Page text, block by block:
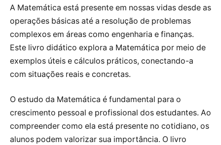
A Matemática está presente em nossas vidas desde as
operações básicas até a resolução de problemas
complexos em áreas como engenharia e finanças.
Este livro didático explora a Matemática por meio de
exemplos úteis e cálculos práticos, conectando-a
com situações reais e concretas.
O estudo da Matemática é fundamental para o
crescimento pessoal e profissional dos estudantes. Ao
compreender como ela está presente no cotidiano, os
alunos podem valorizar sua importância. O livro